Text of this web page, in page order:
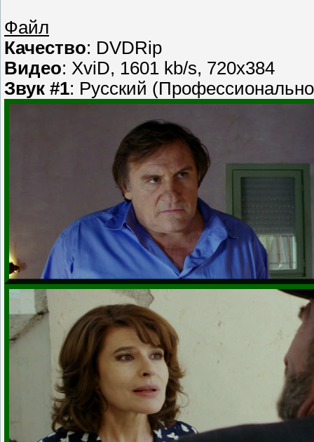
Файл
Качество: DVDRip
Видео: XviD, 1601 kb/s, 720x384
Звук #1: Русский